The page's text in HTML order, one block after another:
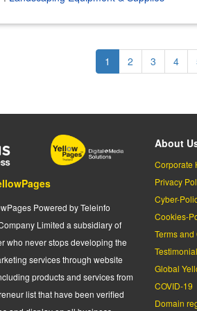
Current
page
1 Page
2 Page
3 Page
4
Powered by Teleinfo
Limited a subsidiary of
who never stops developing the
services through website
products and services from
list that have been verified
About
Corporate
Privacy
Cyber-
Cookies-
Terms
Testimonial
Global
COVID-19
Domain